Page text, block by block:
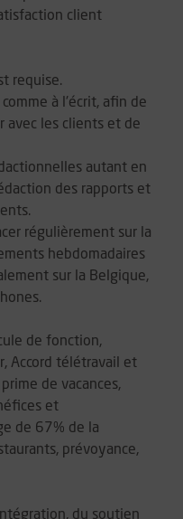
client
requise.
à l'écrit, afin de
avec les clients et de
autant en
des rapports et
régulièrement sur la
hebdomadaires
sur la Belgique,
de fonction,
Accord télétravail et
prime de vacances,
et
de 67% de la
prévoyance,
du soutien